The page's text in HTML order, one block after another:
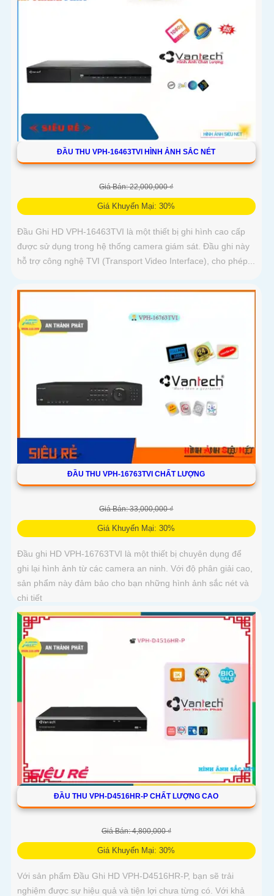
ĐẦU THU VPH-16463TVI HÌNH ẢNH SẮC NÉT
Giá Bán: 22,000,000 ₫
Giá Khuyến Mại: 30%
Đầu Ghi HD VPH-16463TVI là một thiết bị ghi hình cao cấp
được sử dụng trong hệ thống camera giám sát. Đầu ghi này
hỗ trợ công nghệ TVI (Transport Video Interface), cho phép...
ĐẦU THU VPH-16763TVI CHẤT LƯỢNG
Giá Bán: 33,000,000 ₫
Giá Khuyến Mại: 30%
Đầu ghi HD VPH-16763TVI là một thiết bị chuyên dụng để
ghi lại hình ảnh từ các camera an ninh. Với độ phân giải cao,
sản phẩm này đảm bảo cho bạn những hình ảnh sắc nét và
chi tiết
ĐẦU THU VPH-D4516HR-P CHẤT LƯỢNG CAO
Giá Bán: 4,800,000 ₫
Giá Khuyến Mại: 30%
Với sản phẩm Đầu Ghi HD VPH-D4516HR-P, bạn sẽ trải
nghiệm được sự hiệu quả và tiện lợi chưa từng có. Với khả